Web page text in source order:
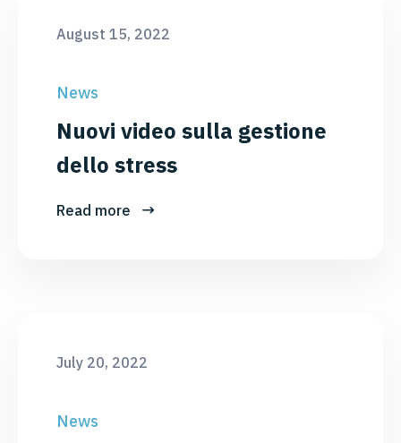
August 15, 2022
News
Nuovi video sulla gestione
dello stress
Read more
July 20, 2022
News